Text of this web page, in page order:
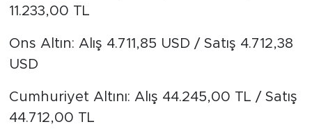
11.233,00 TL
Ons Altın: Alış 4.711,85 USD / Satış 4.712,38
USD
Cumhuriyet Altını: Alış 44.245,00 TL / Satış
44.712,00 TL